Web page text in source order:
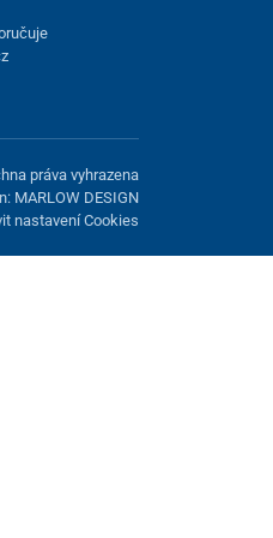
práva vyhrazena
MARLOW DESIGN
nastavení Cookies